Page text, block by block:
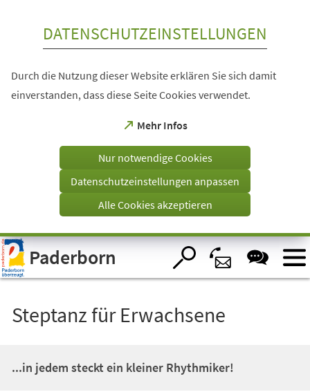
Visuelle
Assistenzsoftware
öffnen.
DATENSCHUTZEINSTELLUNGEN
Durch die Nutzung dieser Website erklären Sie sich damit
einverstanden, dass diese Seite Cookies verwendet.
Mehr Infos
(Öffnet
einem
Tab)
Nur notwendige Cookies
Datenschutzeinstellungen anpassen
Alle Cookies akzeptieren
Paderborn
Steptanz für Erwachsene
...in jedem steckt ein kleiner Rhythmiker!